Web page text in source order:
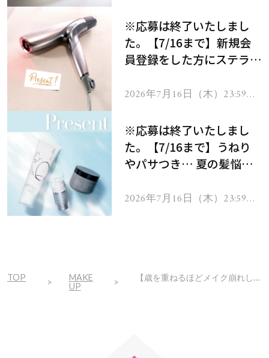
※応募は終了いたしまし
た。【7/16まで】新規会
員登録をした方にステラボ
ヘアドライヤー ジュエル
2026年7月16日（木）23:59ま
※応募は終了いたしまし
た。【7/16まで】うねり
やパサつき… 夏の髪悩み
ムを13名様にプレゼン
2026年7月16日（木）23:59ま
TOP
MAKE
UP
【歳を重ねるほどメイク崩れしやすく】40代にオススメのお直しテクニック